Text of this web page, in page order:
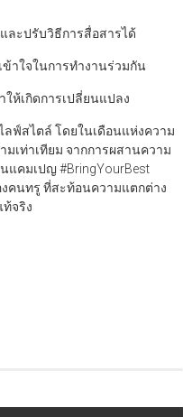
ละปรับวิธีการสื่อสารได้
าใจในการทำงานร่วมกัน
ให้เกิดการเปลี่ยนแปลง
ลฟ์สไตล์ โดยในเดือนแห่งความ
เท่าเทียม จากการผสานความ
แคมเปญ #BringYourBest
งคนทรู ที่สะท้อนความแตกต่าง
จริง